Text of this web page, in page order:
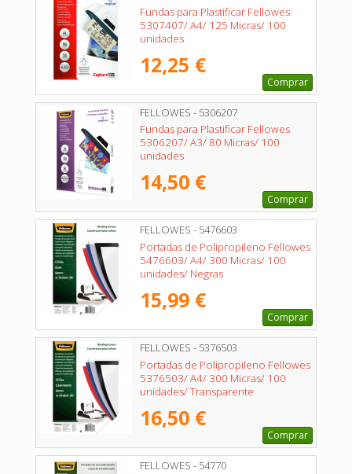
Fundas para Plastificar Fellowes
5307407/ A4/ 125 Micras/ 100
unidades
12,25 €
Comprar
FELLOWES - 5306207
Fundas para Plastificar Fellowes
5306207/ A3/ 80 Micras/ 100
unidades
14,50 €
Comprar
FELLOWES - 5476603
Portadas de Polipropileno Fellowes
5476603/ A4/ 300 Micras/ 100
unidades/ Negras
15,99 €
Comprar
FELLOWES - 5376503
Portadas de Polipropileno Fellowes
5376503/ A4/ 300 Micras/ 100
unidades/ Transparente
16,50 €
Comprar
FELLOWES - 54770